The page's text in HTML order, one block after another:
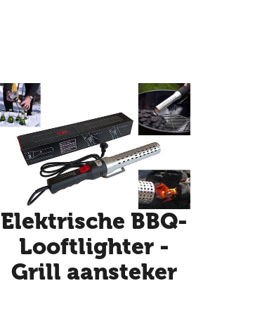
Elektrische BBQ-
Looftlighter -
Grill aansteker